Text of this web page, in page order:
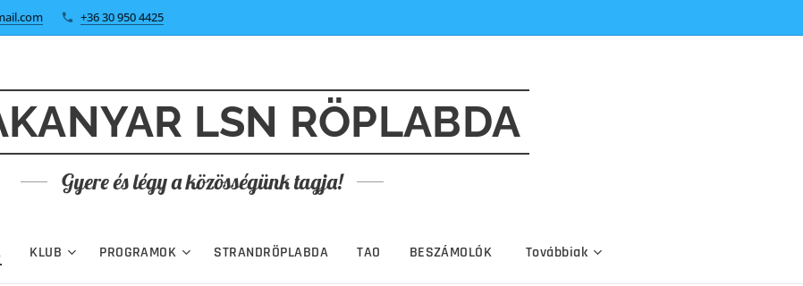
+36 30 950 4425
LSN RÖPLABDA
Gyere és légy a közösségünk tagja!
KLUB PROGRAMOK STRANDRÖPLABDA TAO BESZÁMOLÓK Továbbiak